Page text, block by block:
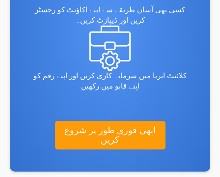
کسی بھی آسان طریقے سے اپنے اکاؤنٹ کو رجسٹر
کریں اور ڈیپازٹ کریں۔
کلائنٹ ایریا میں سرمایہ کاری کریں اور اپنے رقم کو
اپنے قابو میں رکھیں
ابھی فوری طور پر شروع
کریں